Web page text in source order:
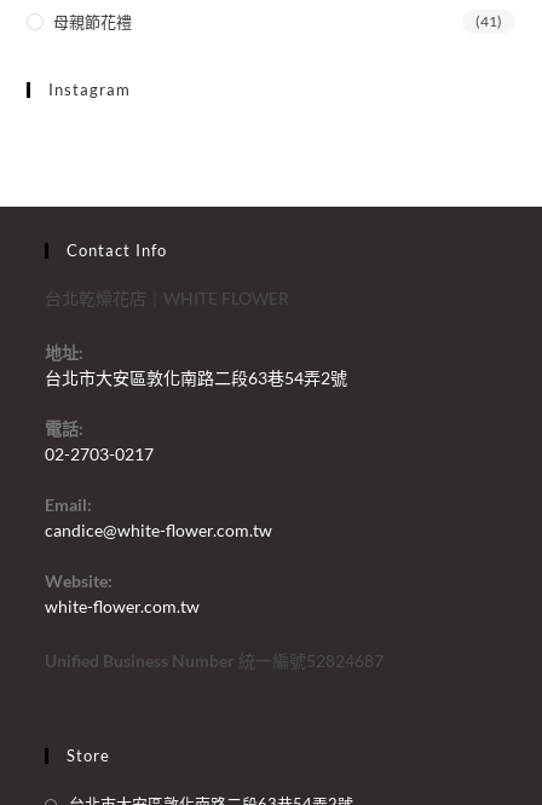
母親節花禮 (41)
Instagram
Contact Info
台北乾燥花店｜WHITE FLOWER
地址:
台北市大安區敦化南路二段63巷54弄2號
電話:
02-2703-0217
Email:
candice@white-flower.com.tw
Website:
white-flower.com.tw
Unified Business Number 統一編號52824687
Store